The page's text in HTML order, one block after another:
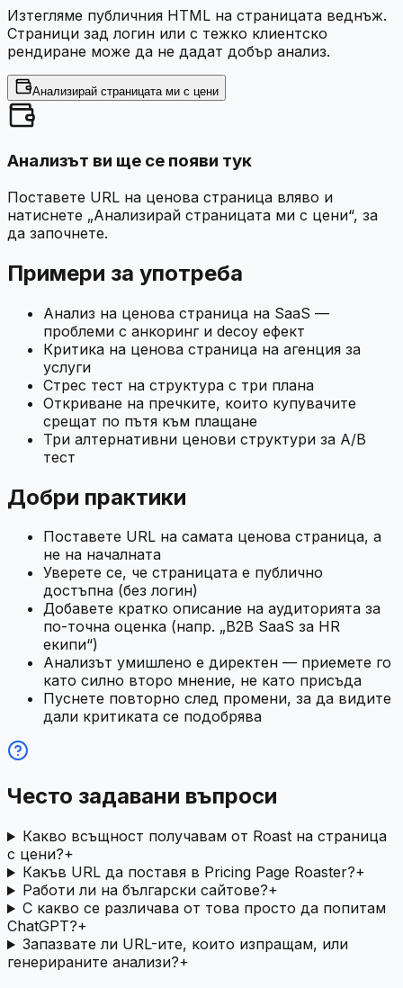
Изтегляме публичния HTML на страницата веднъж.
Страници зад логин или с тежко клиентско
рендиране може да не дадат добър анализ.
Анализирай страницата ми с цени
Анализът ви ще се появи тук
Поставете URL на ценова страница вляво и
натиснете „Анализирай страницата ми с цени“, за
да започнете.
Примери за употреба
Анализ на ценова страница на SaaS —
проблеми с анкоринг и decoy ефект
Критика на ценова страница на агенция за
услуги
Стрес тест на структура с три плана
Откриване на пречките, които купувачите
срещат по пътя към плащане
Три алтернативни ценови структури за A/B
тест
Добри практики
Поставете URL на самата ценова страница, а
не на началната
Уверете се, че страницата е публично
достъпна (без логин)
Добавете кратко описание на аудиторията за
по-точна оценка (напр. „B2B SaaS за HR
екипи“)
Анализът умишлено е директен — приемете го
като силно второ мнение, не като присъда
Пуснете повторно след промени, за да видите
дали критиката се подобрява
Често задавани въпроси
Какво всъщност получавам от Roast на страница
с цени?+
Какъв URL да поставя в Pricing Page Roaster?+
Работи ли на български сайтове?+
С какво се различава от това просто да попитам
ChatGPT?+
Запазвате ли URL-ите, които изпращам, или
генерираните анализи?+